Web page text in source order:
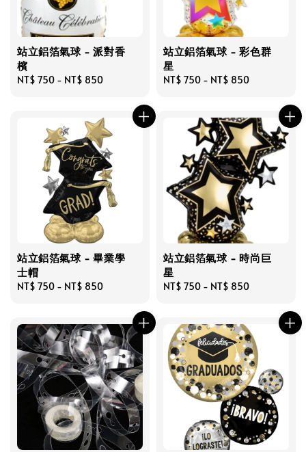
站立鋁箔氣球 - 派對香
檳
Regular
NT$ 750 - NT$ 850
站立鋁箔氣球 - 彩色群
星
Regular
NT$ 750 - NT$ 850
站立鋁箔氣球 - 畢業學
士帽
Regular
NT$ 750 - NT$ 850
站立鋁箔氣球 - 時尚巨
星
Regular
NT$ 750 - NT$ 850